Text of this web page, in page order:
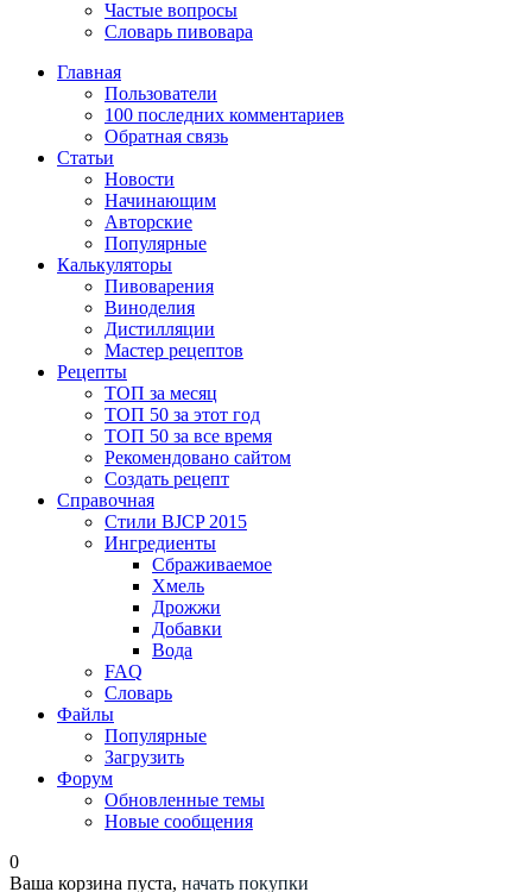
Частые вопросы
Словарь пивовара
Главная
Пользователи
100 последних комментариев
Обратная связь
Статьи
Новости
Начинающим
Авторские
Популярные
Калькуляторы
Пивоварения
Виноделия
Дистилляции
Мастер рецептов
Рецепты
ТОП за месяц
ТОП 50 за этот год
ТОП 50 за все время
Рекомендовано сайтом
Создать рецепт
Справочная
Стили BJCP 2015
Ингредиенты
Сбраживаемое
Хмель
Дрожжи
Добавки
Вода
FAQ
Словарь
Файлы
Популярные
Загрузить
Форум
Обновленные темы
Новые сообщения
0
Ваша корзина пуста, начать покупки